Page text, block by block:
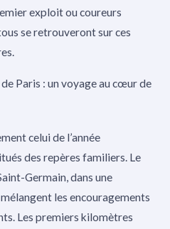
exploit ou coureurs
se retrouveront sur ces
Paris : un voyage au cœur de
celui de l’année
des repères familiers. Le
Germain, dans une
les encouragements
Les premiers kilomètres